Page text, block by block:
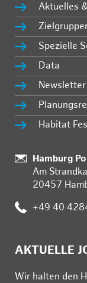
Aktuelles
Spezielle
Data
Newsletter
Habitat
Standort:
Hamburg
Am
20457
Telefon:
+49 40
AKTUELLE
Wir hal­ten den